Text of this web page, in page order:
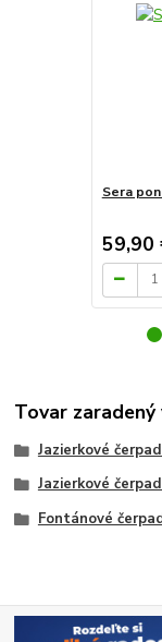
Sera
59,90
Tovar
Jazierkové
Jazierkové
Fontánové